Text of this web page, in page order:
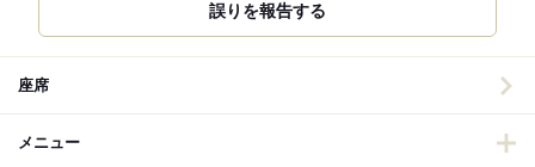
誤りを報告する
座席
メニュー